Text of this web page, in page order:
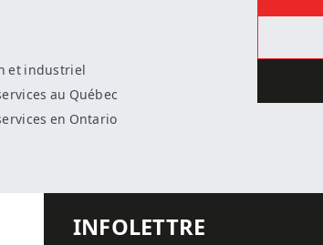
et industriel
au Québec
en Ontario
INFOLETTRE